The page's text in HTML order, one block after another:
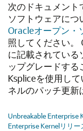
次のドキュメン
ソフトウェアにつ
Oracleオープン・
照してください。
に記載されている
ップグレードする
Kspliceを使用し
ネルのパッチ更新
Unbreakable Enterprise
Enterprise Kernelリリ